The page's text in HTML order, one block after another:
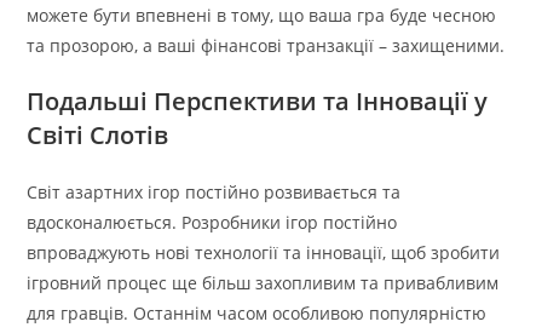
можете бути впевнені в тому, що ваша гра буде чесною
та прозорою, а ваші фінансові транзакції – захищеними.
Подальші Перспективи та Інновації у
Світі Слотів
Світ азартних ігор постійно розвивається та
вдосконалюється. Розробники ігор постійно
впроваджують нові технології та інновації, щоб зробити
ігровний процес ще більш захопливим та привабливим
для гравців. Останнім часом особливою популярністю